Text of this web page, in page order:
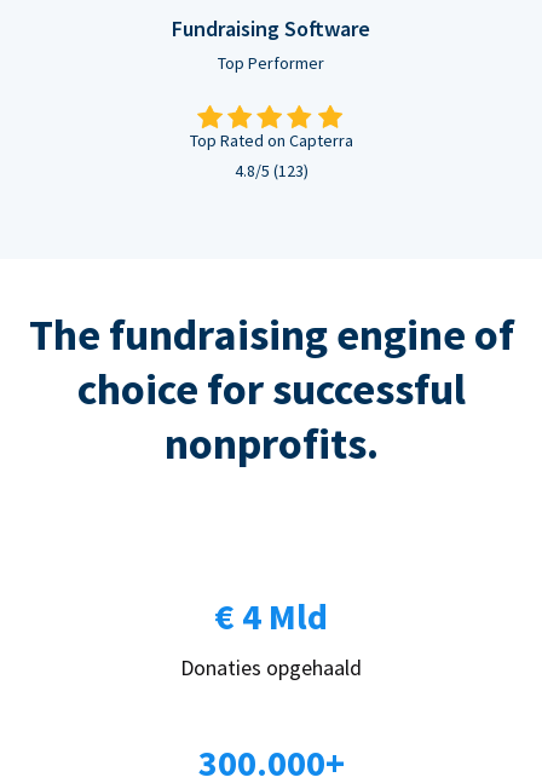
Fundraising Software
Top Performer
Top Rated on Capterra
4.8/5 (123)
The fundraising engine of
choice for successful
nonprofits.
€ 4 Mld
Donaties opgehaald
300.000+